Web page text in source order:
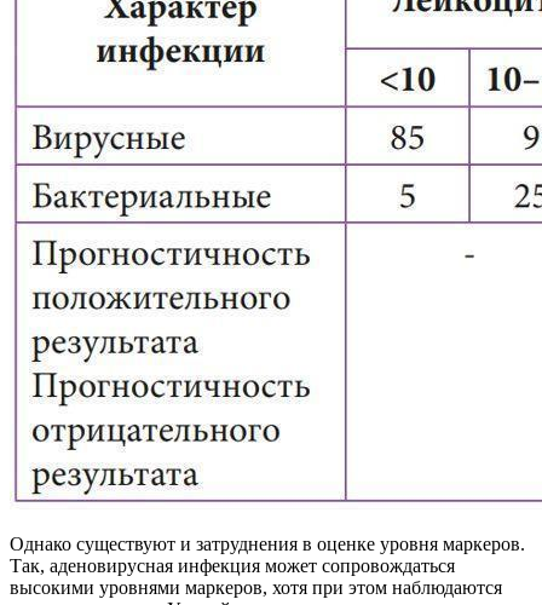
Однако существуют и затруднения в оценке уровня маркеров.
Так, аденовирусная инфекция может сопровождаться
высокими уровнями маркеров, хотя при этом наблюдаются